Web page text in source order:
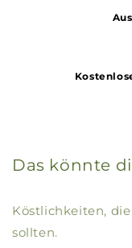
Das könnte
Köstlichkeiten,
sollten.